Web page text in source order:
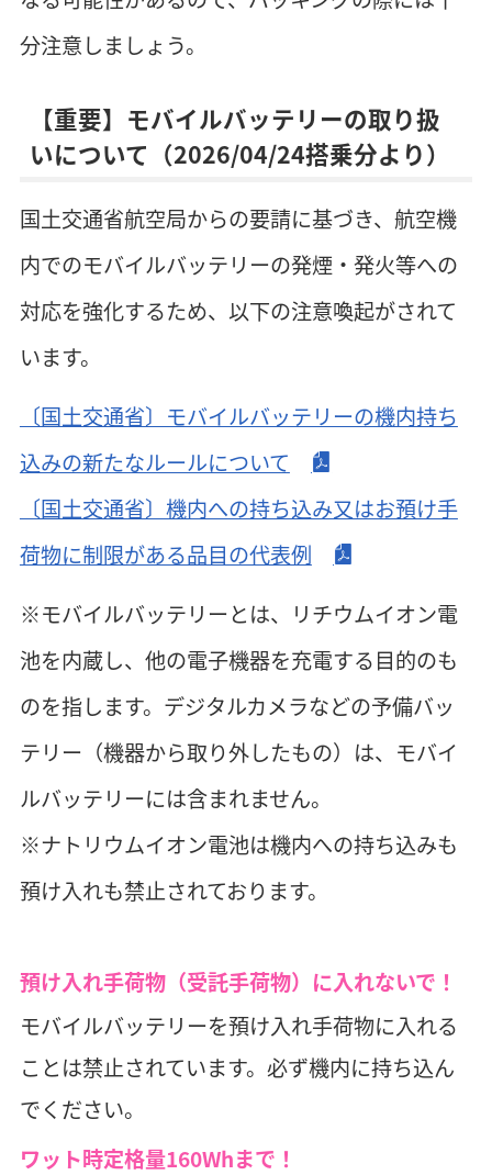
分注意しましょう。
【重要】モバイルバッテリーの取り扱
いについて（2026/04/24搭乗分より）
国土交通省航空局からの要請に基づき、航空機
内でのモバイルバッテリーの発煙・発火等への
対応を強化するため、以下の注意喚起がされて
います。
〔国土交通省〕モバイルバッテリーの機内持ち
込みの新たなルールについて
〔国土交通省〕機内への持ち込み又はお預け手
荷物に制限がある品目の代表例
※モバイルバッテリーとは、リチウムイオン電
池を内蔵し、他の電子機器を充電する目的のも
のを指します。デジタルカメラなどの予備バッ
テリー（機器から取り外したもの）は、モバイ
ルバッテリーには含まれません。
※ナトリウムイオン電池は機内への持ち込みも
預け入れも禁止されております。
預け入れ手荷物（受託手荷物）に入れないで！
モバイルバッテリーを預け入れ手荷物に入れる
ことは禁止されています。必ず機内に持ち込ん
でください。
ワット時定格量160Whまで！